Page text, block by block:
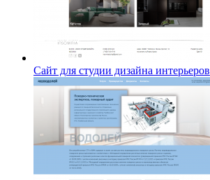
Сайт для студии дизайна интерьеров